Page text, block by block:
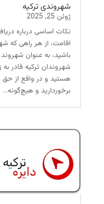
شهروندی ترکیه
ژوئن 25, 2025
نکات اساسی درباره
اقامت، از هر راهی که
باشید، به عنوان
شهروندان ترکیه قادر
هستید و در واقع از
برخوردارید و هیچ‌گونه...